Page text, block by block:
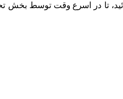
تا در اسرع وقت توسط بخش